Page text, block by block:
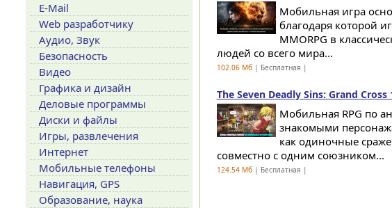
Мобильная игра
благодаря которой
MMORPG в
людей со всего мира...
102.06 Мб| Бесплатная |
The Seven Deadly Sins: Grand Cross
Мобильная RPG по
знакомыми
как одиночные
совместно с одним союзником...
124.54 Мб| Бесплатная |
E-Mail
Web разработчику
Аудио, Звук
Безопасность
Видео
Графика и дизайн
Деловые программы
Диски и файлы
Игры, развлечения
Интернет
Мобильные телефоны
Навигация, GPS
Образование, наука